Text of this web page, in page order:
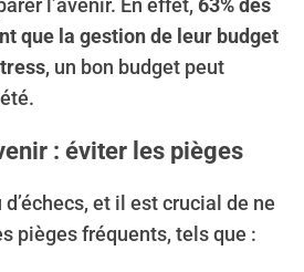
l’avenir. En effet, 63% des
que la gestion de leur budget
, un bon budget peut
: éviter les pièges
d’échecs, et il est crucial de ne
pièges fréquents, tels que :